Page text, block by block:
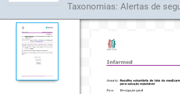
Taxonomias: Alertas de